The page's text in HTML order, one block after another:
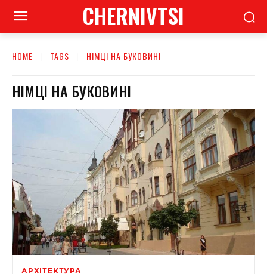
CHERNIVTSI
HOME TAGS НІМЦІ НА БУКОВИНІ
НІМЦІ НА БУКОВИНІ
АРХІТЕКТУРА